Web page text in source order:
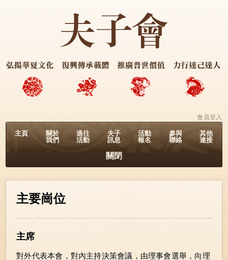
會員登入
主頁
關於
我們
過往
活動
夫子
訊息
活動
報名
參與
聯絡
其他
連接
關閉
主要崗位
主席
對外代表本會，對內主持決策會議，由理事會選舉，向理